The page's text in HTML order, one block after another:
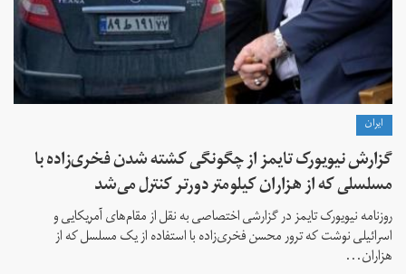
ايران
گزارش نیویورک تایمز از چگونگی کشته شدن فخری‌زاده با
مسلسلی که از هزاران کیلومتر دورتر کنترل می‌شد
روزنامه نیویورک تایمز در گزارشی اختصاصی به نقل از مقام‌های آمریکایی و
اسرائیلی نوشت که ترور محسن فخری‌زاده با استفاده از یک مسلسل که از
هزاران...